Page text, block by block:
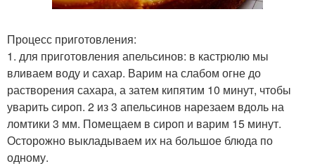
Процесс приготовления:
1. для приготовления апельсинов: в кастрюлю мы
вливаем воду и сахар. Варим на слабом огне до
растворения сахара, а затем кипятим 10 минут, чтобы
уварить сироп. 2 из 3 апельсинов нарезаем вдоль на
ломтики 3 мм. Помещаем в сироп и варим 15 минут.
Осторожно выкладываем их на большое блюда по
одному.